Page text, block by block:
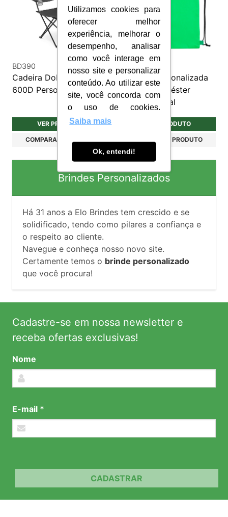
Utilizamos cookies para
oferecer melhor
experiência, melhorar o
desempenho, analisar
como você interage em
nosso site e personalizar
conteúdo. Ao utilizar este
site, você concorda com
o uso de cookies.
Saiba mais
Ok, entendi!
BD390
Cadeira Dobrável em
600D Personalizada
VER PRODUTO
COMPARAR PRODUTO
MC015C
Mochila personalizada
saco em poliéster
multifuncional
VER PRODUTO
COMPARAR PRODUTO
Brindes Personalizados
Há 31 anos a Elo Brindes tem crescido e se
solidificado, tendo como pilares a confiança e
o respeito ao cliente.
Navegue e conheça nosso novo site.
Certamente temos o brinde personalizado
que você procura!
Cadastre-se em nossa newsletter e
receba ofertas exclusivas!
Nome
E-mail *
CADASTRAR